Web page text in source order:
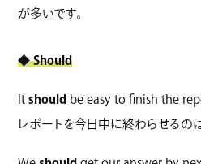
が多いです。
◆Should
Itshould be easy to finish the
レポートを今日中に終わらせるの